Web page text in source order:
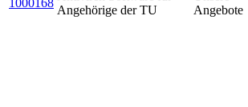
1000168
Angehörige der TU
Angebote